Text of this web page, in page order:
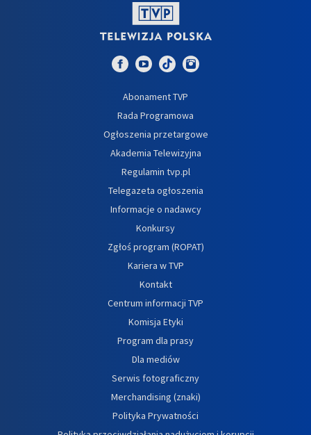
Abonament TVP
Rada Programowa
Ogłoszenia przetargowe
Akademia Telewizyjna
Regulamin tvp.pl
Telegazeta ogłoszenia
Informacje o nadawcy
Konkursy
Zgłoś program (ROPAT)
Kariera w TVP
Kontakt
Centrum informacji TVP
Komisja Etyki
Program dla prasy
Dla mediów
Serwis fotograficzny
Merchandising (znaki)
Polityka Prywatności